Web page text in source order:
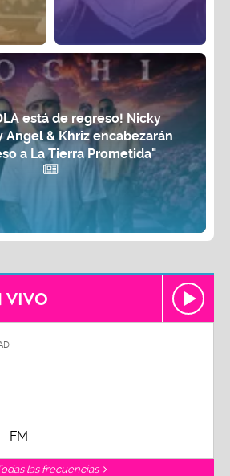
está de regreso! Nicky
Angel & Khriz encabezarán
a La Tierra Prometida"
VIVO
FM
las frecuencias